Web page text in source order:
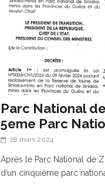
Parc National
5eme Parc
28 mars 2024
Après le Parc National de
d’un cinquième parc